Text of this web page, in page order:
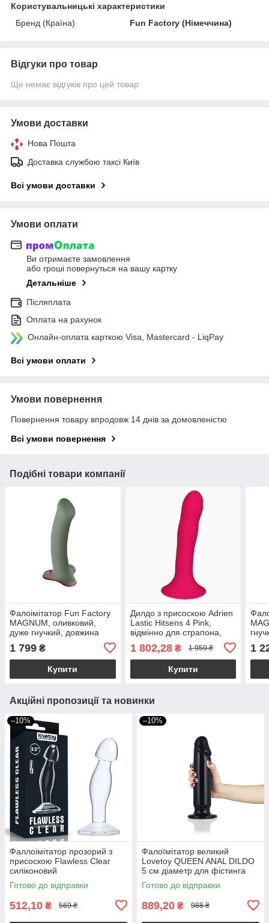
Користувальницькі характеристики
Бренд (Країна)
Fun Factory (Німеччина)
Відгуки про товар
Ще немає відгуків про цей товар
Умови доставки
Нова Пошта
Доставка службою таксі Київ
Всі умови доставки
Умови оплати
Ви отримаєте замовлення
або гроші повернуться на вашу картку
Детальніше
Післяплата
Оплата на рахунок
Онлайн-оплата карткою Visa, Mastercard - LiqPay
Всі умови оплати
Умови повернення
Повернення товару впродовж 14 днів за домовленістю
Всі умови повернення
Подібні товари компанії
Фалоімітатор Fun Factory
MAGNUM, оливковий,
дуже гнучкий, довжина
1 799 ₴
Купити
Дилдо з присоскою Adrien
Lastic Hitsens 4 Pink,
відмінно для страпона,
17,8см
1 802,28₴ 1 959 ₴
Купити
1
Акційні пропозиції та новинки
–10%
Фаллоімітатор прозорий з
присоскою Flawless Clear
силіконовий
Готово до відправки
512,10 ₴ 569 ₴
–10%
Фалоїмітатор великий
Lovetoy QUEEN ANAL DILDO
5 см діаметр для фістинга
Готово до відправки
889,20 ₴ 988 ₴